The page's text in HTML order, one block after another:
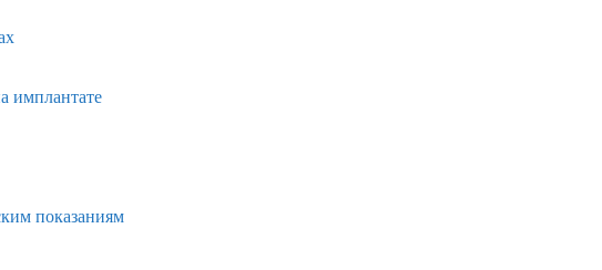
имплантате
показаниям